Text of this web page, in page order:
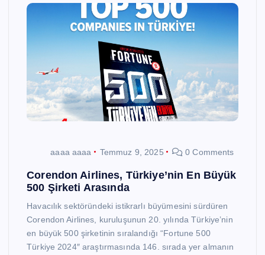
aaaa aaaa Temmuz 9, 2025 0 Comments
Corendon Airlines, Türkiye’nin En Büyük
500 Şirketi Arasında
Havacılık sektöründeki istikrarlı büyümesini sürdüren
Corendon Airlines, kuruluşunun 20. yılında Türkiye’nin
en büyük 500 şirketinin sıralandığı “Fortune 500
Türkiye 2024″ araştırmasında 146. sırada yer almanın